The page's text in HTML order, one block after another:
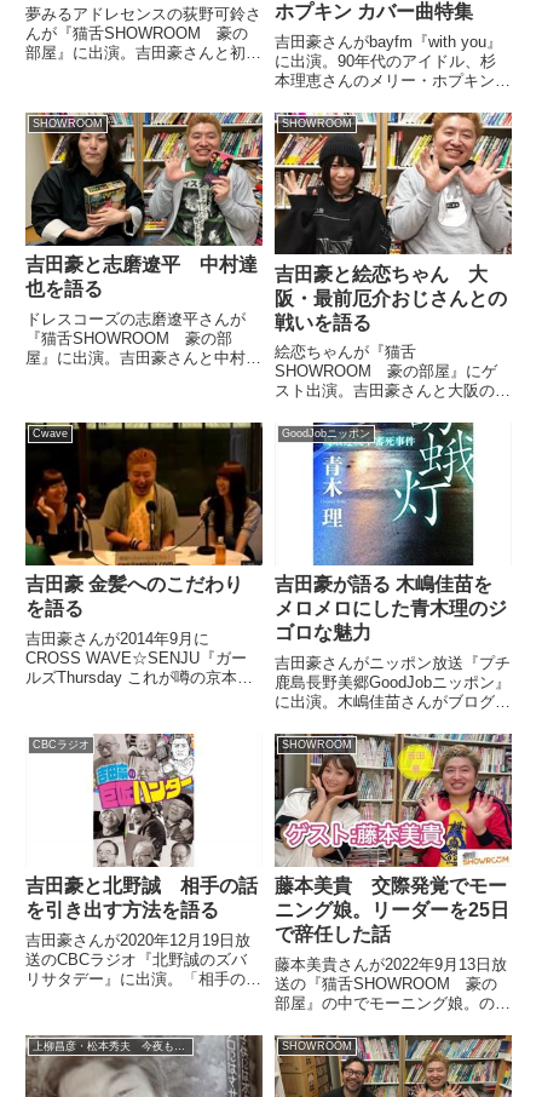
夢みるアドレセンスの荻野可鈴さ
んが『猫舌SHOWROOM 豪の
部屋』に出演。吉田豪さんと初対
ました。
ホプキン カバー曲特集
吉田豪さんがbayfm『with you』
に出演。90年代のアイドル、杉
本理恵さんのメリー・ホプキンカ
本ともこ）今日の特集は何でしょ
うか？（吉田豪）はい。和製メリ
ー・ホプキン 杉本理恵特集とい
う。（松本ともこ）...
SHOWROOM
吉田豪と志磨遼平 中村達
也を語る
ドレスコーズの志磨遼平さんが
『猫舌SHOWROOM 豪の部
屋』に出演。吉田豪さんと中村達
(ドレスコーズ)とロック雑談をお
届けしました??新譜『ジャ...
SHOWROOM
吉田豪と絵恋ちゃん 大
阪・最前厄介おじさんとの
戦いを語る
絵恋ちゃんが『猫舌
SHOWROOM 豪の部屋』にゲ
スト出演。吉田豪さんと大阪の無
介おじさんとの戦いについて話し
ていました。
Cwave
吉田豪 金髪へのこだわり
を語る
吉田豪さんが2014年9月に
CROSS WAVE☆SENJU『ガー
ルズThursday これが噂の京本香
ていました。（京本百加）いや
ー、なんかもう聞きたかったこ
と、吹っ飛んじゃった...
GoodJobニッポン
吉田豪が語る 木嶋佳苗を
メロメロにした青木理のジ
ゴロな魅力
吉田豪さんがニッポン放送『プチ
鹿島長野美郷GoodJobニッポン』
に出演。木嶋佳苗さんがブログの
トの青木理さんについて、このよ
うに話していました。（プチ鹿
島）このコーナーはですね、豪さ
んの好きなように（笑）。ま...
CBCラジオ
吉田豪と北野誠 相手の話
を引き出す方法を語る
吉田豪さんが2020年12月19日放
送のCBCラジオ『北野誠のズバ
リサタデー』に出演。「相手の話
に聞きたい」。話題の本の著者や
話題の人にインタビューするコー
ナーです。今日のテーマは...
SHOWROOM
藤本美貴 交際発覚でモー
ニング娘。リーダーを25日
で辞任した話
藤本美貴さんが2022年9月13日放
送の『猫舌SHOWROOM 豪の
部屋』の中でモーニング娘。のリ
誌で庄司智春さんとの交際が報じ
られ、就任から25日で辞任・脱
退した話をしていました。
上柳昌彦・松本秀夫 今夜もオトパラ！ SHOWROOM